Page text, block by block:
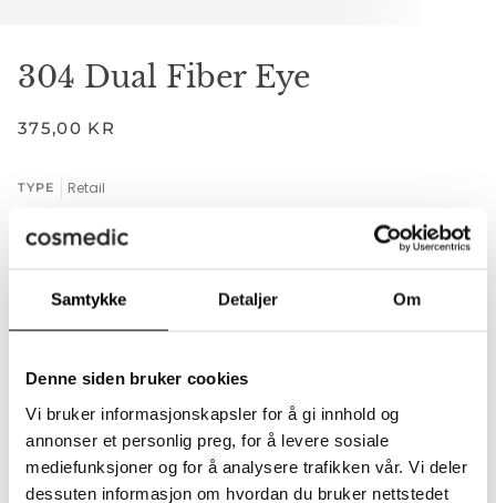
Samtykke Detaljer Om
Denne siden bruker cookies
Vi bruker informasjonskapsler for å gi innhold og
annonser et personlig preg, for å levere sosiale
mediefunksjoner og for å analysere trafikken vår. Vi deler
dessuten informasjon om hvordan du bruker nettstedet
304 Dual Fiber Eye
375,00 KR
TYPE Retail
RETAIL
+
Legger til i handlekurven
Lagt til i handlekurven
LEGG I HANDLEKURVEN 375,00 KR